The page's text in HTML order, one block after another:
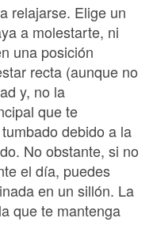
relajarse. Elige un
a molestarte, ni
una posición
recta (aunque no
y, no la
que te
debido a la
No obstante, si no
el día, puedes
en un sillón. La
que te mantenga